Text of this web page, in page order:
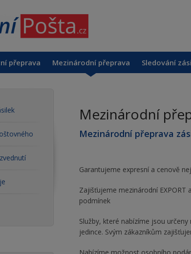
přeprava Mezinárodní přeprava Sledování
Mezinárodní
Mezinárodní přeprava
Garantujeme expresní a cenově
Zajišťujeme mezinárodní EXPORT
podmínek
Služby, které nabízíme jsou
jedince. Svým zákazníkům